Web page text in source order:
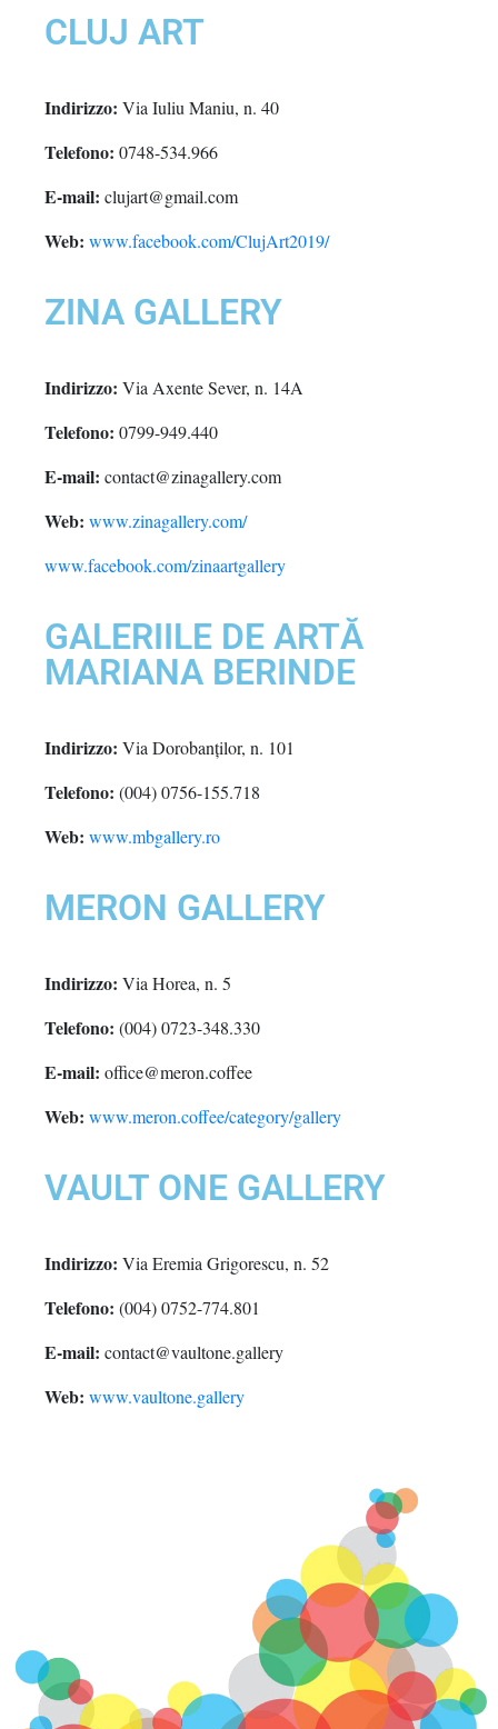
CLUJ ART
Indirizzo: Via Iuliu Maniu, n. 40
Telefono: 0748-534.966
E-mail: clujart@gmail.com
Web: www.facebook.com/ClujArt2019/
ZINA GALLERY
Indirizzo: Via Axente Sever, n. 14A
Telefono: 0799-949.440
E-mail: contact@zinagallery.com
Web: www.zinagallery.com/
www.facebook.com/zinaartgallery
GALERIILE DE ARTĂ
MARIANA BERINDE
Indirizzo: Via Dorobanților, n. 101
Telefono: (004) 0756-155.718
Web: www.mbgallery.ro
MERON GALLERY
Indirizzo: Via Horea, n. 5
Telefono: (004) 0723-348.330
E-mail: office@meron.coffee
Web: www.meron.coffee/category/gallery
VAULT ONE GALLERY
Indirizzo: Via Eremia Grigorescu, n. 52
Telefono: (004) 0752-774.801
E-mail: contact@vaultone.gallery
Web: www.vaultone.gallery